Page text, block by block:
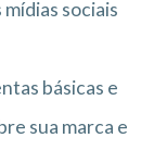
sociais
básicas e
sua marca e